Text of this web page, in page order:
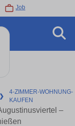
Job
❯
4-ZIMMER-WOHNUNG-
KAUFEN
–